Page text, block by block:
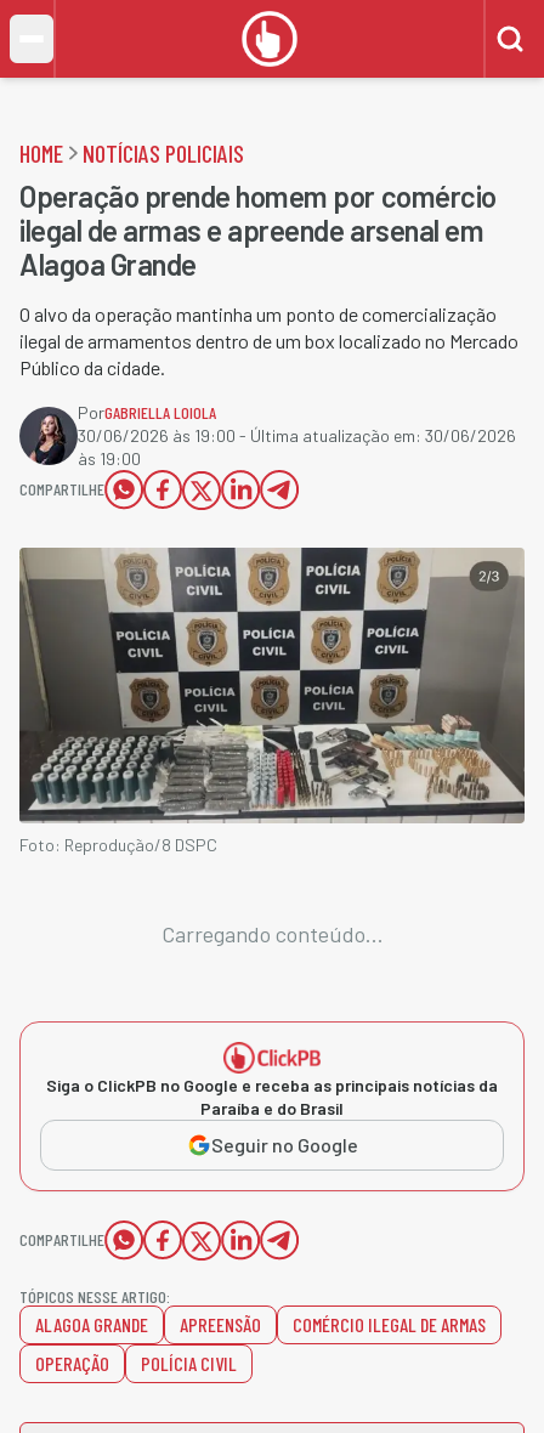
HOME NOTÍCIAS POLICIAIS
Operação prende homem por comércio
ilegal de armas e apreende arsenal em
Alagoa Grande
O alvo da operação mantinha um ponto de comercialização
ilegal de armamentos dentro de um box localizado no Mercado
Público da cidade.
PorGABRIELLA LOIOLA
30/06/2026 às 19:00 - Última atualização em: 30/06/2026
às 19:00
COMPARTILHE
Foto: Reprodução/8 DSPC
Carregando conteúdo...
Siga o ClickPB no Google e receba as principais notícias da
Paraíba e do Brasil
Seguir no Google
COMPARTILHE
TÓPICOS NESSE ARTIGO:
ALAGOA GRANDE APREENSÃO
COMÉRCIO ILEGAL DE ARMAS
OPERAÇÃO
POLÍCIA CIVIL